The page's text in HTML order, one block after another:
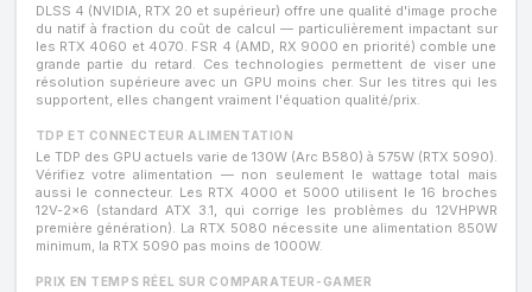
DLSS 4 (NVIDIA, RTX 20 et supérieur) offre une qualité d'image proche
du natif à fraction du coût de calcul — particulièrement impactant sur
les RTX 4060 et 4070. FSR 4 (AMD, RX 9000 en priorité) comble une
grande partie du retard. Ces technologies permettent de viser une
résolution supérieure avec un GPU moins cher. Sur les titres qui les
supportent, elles changent vraiment l'équation qualité/prix.
TDP ET CONNECTEUR ALIMENTATION
Le TDP des GPU actuels varie de 130W (Arc B580) à 575W (RTX 5090).
Vérifiez votre alimentation — non seulement le wattage total mais
aussi le connecteur. Les RTX 4000 et 5000 utilisent le 16 broches
12V-2x6 (standard ATX 3.1, qui corrige les problèmes du 12VHPWR
première génération). La RTX 5080 nécessite une alimentation 850W
minimum, la RTX 5090 pas moins de 1000W.
PRIX EN TEMPS RÉEL SUR COMPARATEUR-GAMER